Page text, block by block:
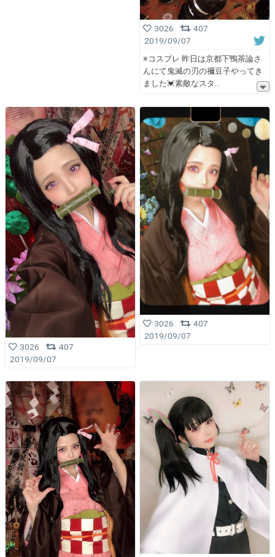
3026
407
2019/09/07
※コスプレ 昨日は京都下鴨茶論さ
んにて鬼滅の刃の禰豆子やってき
ました💓素敵なスタ
3026
407
2019/09/07
3026
407
2019/09/07